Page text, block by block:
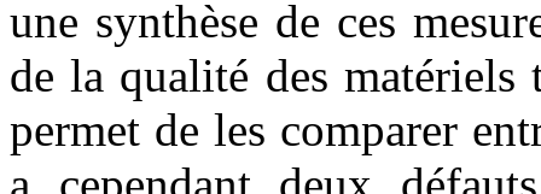
une synthèse de ces
de la qualité des matériels
permet de les comparer
a cependant deux